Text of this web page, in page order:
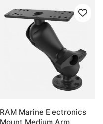
RAM Marine Electronics
Mount Medium Arm